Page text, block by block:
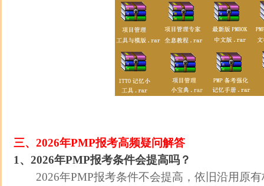
三、2026年PMP报考高频疑问解答
1、2026年PMP报考条件会提高吗？
2026年PMP报考条件不会提高，依旧沿用原有